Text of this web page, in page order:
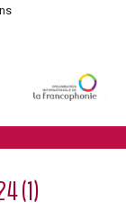
(1)